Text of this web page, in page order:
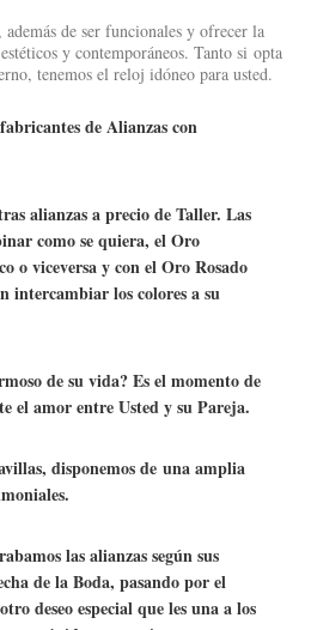
de ser funcionales y ofrecer la
y contemporáneos. Tanto si opta
tenemos el reloj idóneo para usted.
de Alianzas con
alianzas a precio de Taller. Las
como se quiera, el Oro
o viceversa y con el Oro Rosado
intercambiar los colores a su
de su vida? Es el momento de
el amor entre Usted y su Pareja.
disponemos de una amplia
las alianzas según sus
de la Boda, pasando por el
deseo especial que les una a los